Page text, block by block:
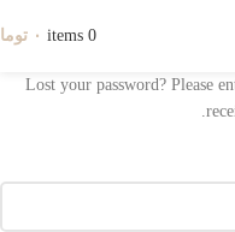
0
items ۰
Lost your password? Please